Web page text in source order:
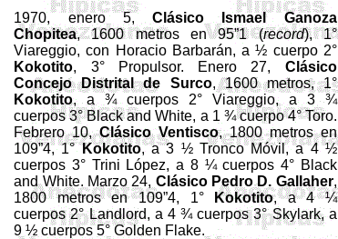
1970, enero 5,Clásico Ismael Ganoza
Chopitea, 1600 metros en 95”1 (record), 1°
Viareggio, con Horacio Barbarán, a ½ cuerpo 2°
Kokotito, 3° Propulsor. Enero 27, Clásico
Concejo Distrital de Surco, 1600 metros, 1°
Kokotito, a ¾ cuerpos 2° Viareggio, a 3 ¾
cuerpos 3° Black and White, a 1 ¾ cuerpo 4° Toro.
Febrero 10,Clásico Ventisco, 1800 metros en
109”4, 1°Kokotito, a 3 ½ Tronco Móvil, a 4 ½
cuerpos 3° Trini López, a 8 ¼ cuerpos 4° Black
and White. Marzo 24, Clásico Pedro D. Gallaher,
1800 metros en 109”4, 1°
Kokotito, a 4 ¼
cuerpos 2° Landlord, a 4 ¾ cuerpos 3° Skylark, a
9 ½ cuerpos 5° Golden Flake.